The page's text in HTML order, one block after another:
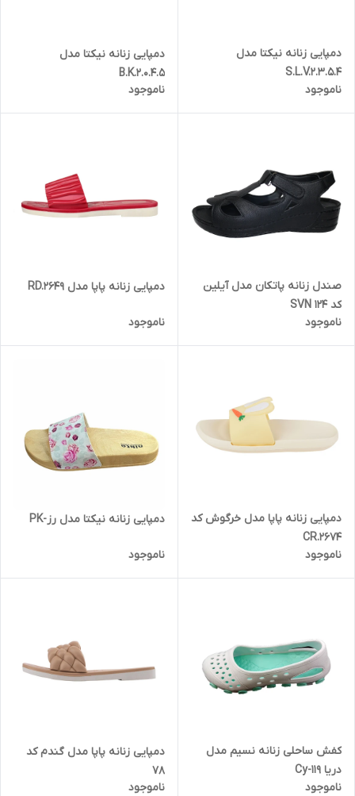
دمپایی زنانه نیکتا مدل
S.L.V.2.3.5.4
ناموجود
دمپایی زنانه نیکتا مدل
B.K.2.0.4.5
ناموجود
صندل زنانه پاتکان مدل آیلین
کد SVN 124
ناموجود
دمپایی زنانه پاپا مدل RD.2649
ناموجود
دمپایی زنانه پاپا مدل خرگوش کد
CR.2674
ناموجود
دمپایی زنانه نیکتا مدل رز-PK
ناموجود
کفش ساحلی زنانه نسیم مدل
دریا Cy-119
ناموجود
دمپایی زنانه پاپا مدل گندم کد
78
ناموجود